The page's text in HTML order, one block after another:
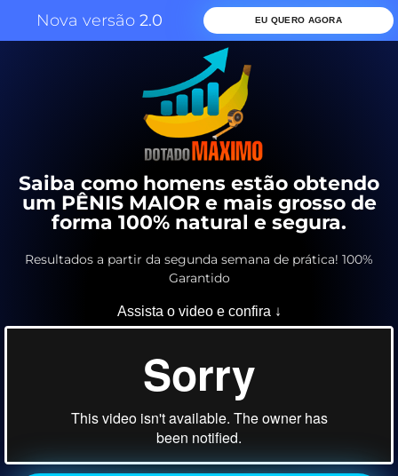
Nova versão 2.0 EU QUERO AGORA
Saiba como homens estão obtendo
um PÊNIS MAIOR e mais grosso de
forma 100% natural e segura.
Resultados a partir da segunda semana de prática! 100%
Garantido
Assista o video e confira ↓